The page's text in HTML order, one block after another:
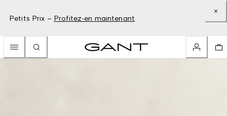
Petits Prix – Profitez-en maintenant